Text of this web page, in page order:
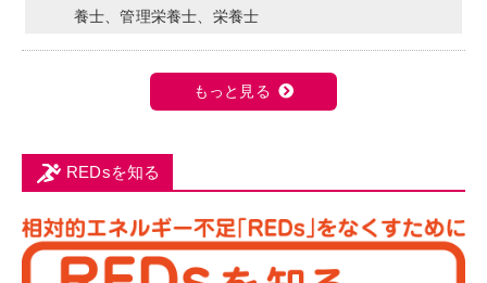
養士、管理栄養士、栄養士
もっと見る
REDsを知る